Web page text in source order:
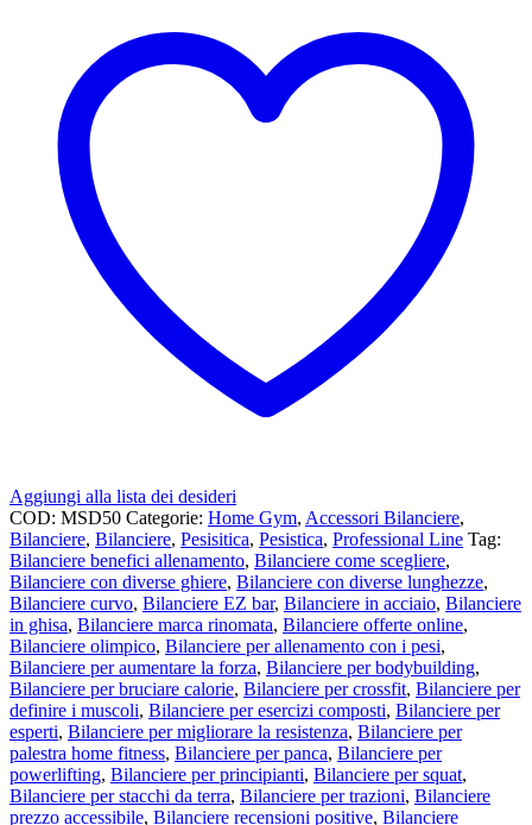
Aggiungi alla lista dei desideri
COD: MSD50 Categorie: Home Gym, Accessori Bilanciere,
Bilanciere, Bilanciere, Pesisitica, Pesistica, Professional Line Tag:
Bilanciere benefici allenamento, Bilanciere come scegliere,
Bilanciere con diverse ghiere, Bilanciere con diverse lunghezze,
Bilanciere curvo, Bilanciere EZ bar, Bilanciere in acciaio, Bilanciere
in ghisa, Bilanciere marca rinomata, Bilanciere offerte online,
Bilanciere olimpico, Bilanciere per allenamento con i pesi,
Bilanciere per aumentare la forza, Bilanciere per bodybuilding,
Bilanciere per bruciare calorie, Bilanciere per crossfit, Bilanciere per
definire i muscoli, Bilanciere per esercizi composti, Bilanciere per
esperti, Bilanciere per migliorare la resistenza, Bilanciere per
palestra home fitness, Bilanciere per panca, Bilanciere per
powerlifting, Bilanciere per principianti, Bilanciere per squat,
Bilanciere per stacchi da terra, Bilanciere per trazioni, Bilanciere
prezzo accessibile, Bilanciere recensioni positive, Bilanciere